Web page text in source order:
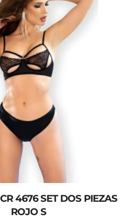
4676 SET DOS PIEZAS
ROJO S